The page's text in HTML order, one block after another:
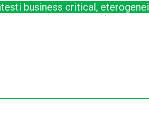
business critical, eterogenei